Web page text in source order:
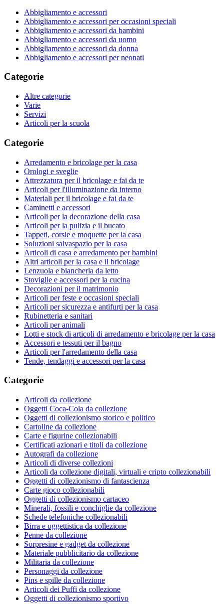
Abbigliamento e accessori
Abbigliamento e accessori per occasioni speciali
Abbigliamento e accessori da bambini
Abbigliamento e accessori da uomo
Abbigliamento e accessori da donna
Abbigliamento e accessori per neonati
Categorie
Altre categorie
Varie
Servizi
Articoli per la scuola
Categorie
Arredamento e bricolage per la casa
Orologi e sveglie
Attrezzatura per il bricolage e fai da te
Articoli per l'illuminazione da interno
Materiali per il bricolage e fai da te
Caminetti e accessori
Articoli per la decorazione della casa
Articoli per la pulizia e il bucato
Tappeti, corsie e moquette per la casa
Soluzioni salvaspazio per la casa
Articoli di casa e arredamento per bambini
Altri articoli per la casa e il bricolage
Lenzuola e biancheria da letto
Stoviglie e accessori per la cucina
Decorazioni per il matrimonio
Articoli per feste e occasioni speciali
Articoli per sicurezza e antifurti per la casa
Rubinetteria e sanitari
Articoli per animali
Lotti e stock di articoli di arredamento e bricolage per la casa
Accessori e tessuti per il bagno
Articoli per l'arredamento della casa
Tende, tendaggi e accessori per la casa
Categorie
Articoli da collezione
Oggetti Coca-Cola da collezione
Oggetti di collezionismo storico e politico
Cartoline da collezione
Carte e figurine collezionabili
Certificati azionari e titoli da collezione
Autografi da collezione
Articoli di diverse collezioni
Articoli da collezione digitali, virtuali e cripto collezionabili
Oggetti di collezionismo di fantascienza
Carte gioco collezionabili
Oggetti di collezionismo cartaceo
Minerali, fossili e conchiglie da collezione
Schede telefoniche collezionabili
Birra e oggettistica da collezione
Penne da collezione
Sorpresine e gadget da collezione
Materiale pubblicitario da collezione
Militaria da collezione
Personaggi da collezione
Pins e spille da collezione
Articoli dei Puffi da collezione
Oggetti di collezionismo sportivo